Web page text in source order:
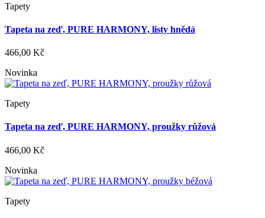
Tapety
Tapeta na zeď, PURE HARMONY, listy hnědá
466,00 Kč
Novinka
Tapety
Tapeta na zeď, PURE HARMONY, proužky růžová
466,00 Kč
Novinka
Tapety